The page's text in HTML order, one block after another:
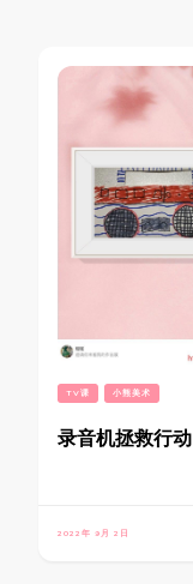
TV课 小熊美术
录音机拯救行动
2022年 9月 2日